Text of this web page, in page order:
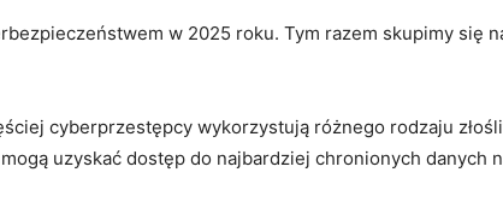
w 2025 ‍roku. Tym razem skupimy się
cyberprzestępcy wykorzystują różnego rodzaju
uzyskać dostęp do najbardziej⁣ chronionych danych